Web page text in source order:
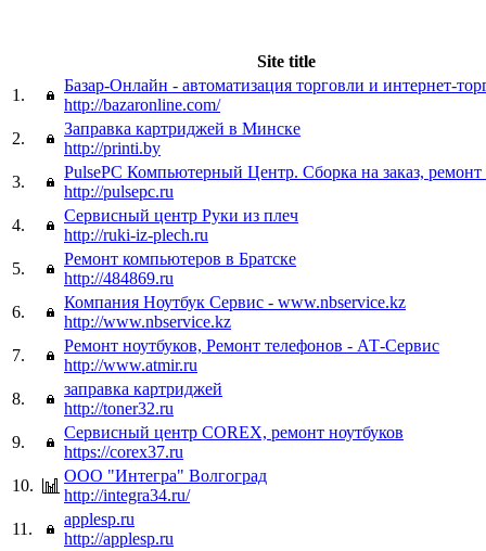
Site title
1.
Базар-Онлайн - автоматизация торговли и интернет-
http://bazaronline.com/
2.
Заправка картриджей в Минске
http://printi.by
3.
PulsePC Компьютерный Центр. Сборка на заказ, ремонт
http://pulsepc.ru
4.
Сервисный центр Руки из плеч
http://ruki-iz-plech.ru
5.
Ремонт компьютеров в Братске
http://484869.ru
6.
Компания Ноутбук Сервис - www.nbservice.kz
http://www.nbservice.kz
7.
Ремонт ноутбуков, Ремонт телефонов - АТ-Сервис
http://www.atmir.ru
8.
заправка картриджей
http://toner32.ru
9.
Сервисный центр COREX, ремонт ноутбуков
https://corex37.ru
10.
ООО "Интегра" Волгоград
http://integra34.ru/
11.
applesp.ru
http://applesp.ru